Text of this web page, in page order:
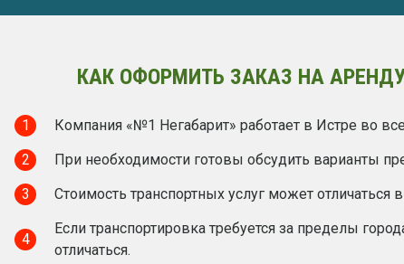
КАК ОФОРМИТЬ ЗАКАЗ НА
1
Компания «№1 Негабарит» работает в Истре во
2
При необходимости готовы обсудить варианты
3
Стоимость транспортных услуг может отличаться
4
Если транспортировка требуется за пределы
отличаться.